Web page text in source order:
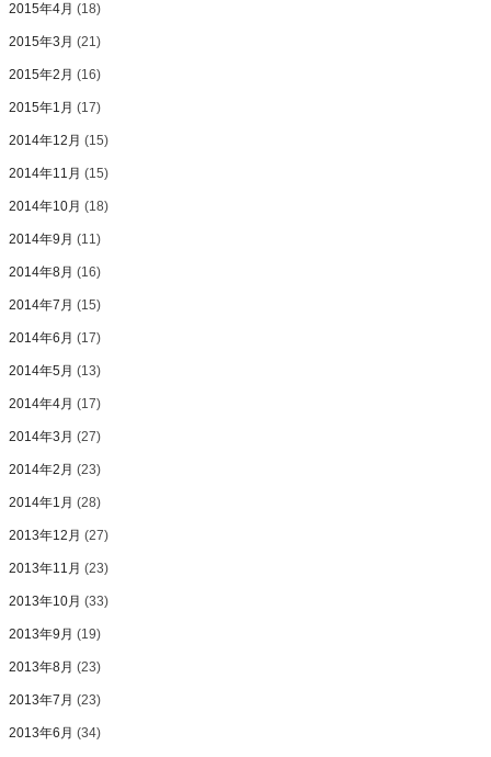
2015年4月 (18)
2015年3月 (21)
2015年2月 (16)
2015年1月 (17)
2014年12月 (15)
2014年11月 (15)
2014年10月 (18)
2014年9月 (11)
2014年8月 (16)
2014年7月 (15)
2014年6月 (17)
2014年5月 (13)
2014年4月 (17)
2014年3月 (27)
2014年2月 (23)
2014年1月 (28)
2013年12月 (27)
2013年11月 (23)
2013年10月 (33)
2013年9月 (19)
2013年8月 (23)
2013年7月 (23)
2013年6月 (34)